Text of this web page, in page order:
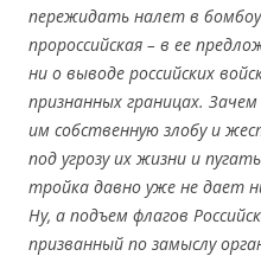
пережидать налет в
пророссийская – в ее
ни о выводе российских
признанных границах.
им собственную злобу и
под угрозу их жизни и
тройка давно уже не дает
Ну, а подъем флагов
призванный по замыслу